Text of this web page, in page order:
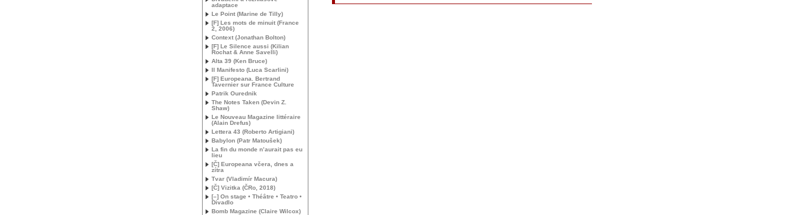
adaptace
Le Point (Marine de Tilly)
[F] Les mots de minuit (France
2, 2006)
Context (Jonathan Bolton)
[F] Le Silence aussi (Kilian
Rochat & Anne Savelli)
Alta 39 (Ken Bruce)
Il Manifesto (Luca Scarlini)
[F] Europeana. Bertrand
Tavernier sur France Culture
Patrik Ourednik
The Notes Taken (Devin Z.
Shaw)
Le Nouveau Magazine littéraire
(Alain Drefus)
Lettera 43 (Roberto Artigiani)
Babylon (Patr Matoušek)
La fin du monde n’aurait pas eu
lieu
[Č] Europeana včera, dnes a
zítra
Tvar (Vladimír Macura)
[Č] Vizitka (ČRo, 2018)
[–] On stage • Théâtre • Teatro •
Divadlo
Bomb Magazine (Claire Wilcox)